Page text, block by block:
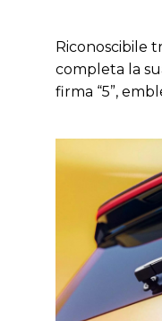
Riconoscibile
completa la
firma “5”,